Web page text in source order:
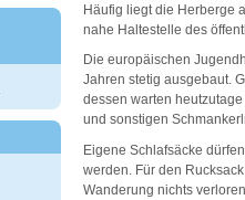
Häufig liegt die Herberge
nahe Haltestelle des
Die europäischen
Jahren stetig ausgebaut.
dessen warten
und sonstigen
Eigene Schlafsäcke
werden. Für den
Wanderung nichts